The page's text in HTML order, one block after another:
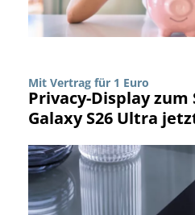
Mit Vertrag für 1 Euro
Privacy-Display
Galaxy S26 Ultra